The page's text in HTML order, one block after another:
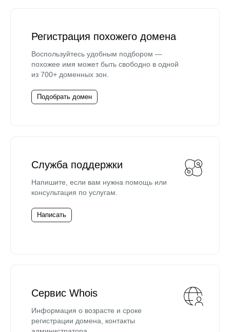
Регистрация похожего домена
Воспользуйтесь удобным подбором —
похожее имя может быть свободно в одной
из 700+ доменных зон.
Подобрать домен
Служба поддержки
Напишите, если вам нужна помощь или
консультация по услугам.
Написать
Сервис Whois
Информация о возрасте и сроке
регистрации домена, контакты